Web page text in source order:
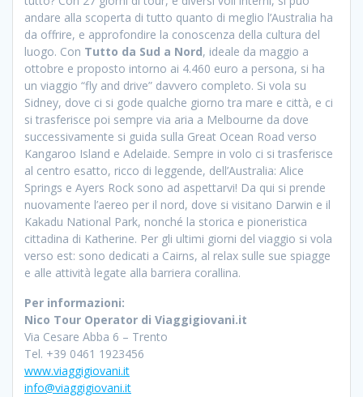
andare alla scoperta di tutto quanto di meglio l’Australia ha
da offrire, e approfondire la conoscenza della cultura del
luogo. Con Tutto da Sud a Nord, ideale da maggio a
ottobre e proposto intorno ai 4.460 euro a persona, si ha
un viaggio “fly and drive” davvero completo. Si vola su
Sidney, dove ci si gode qualche giorno tra mare e città, e ci
si trasferisce poi sempre via aria a Melbourne da dove
successivamente si guida sulla Great Ocean Road verso
Kangaroo Island e Adelaide. Sempre in volo ci si trasferisce
al centro esatto, ricco di leggende, dell’Australia: Alice
Springs e Ayers Rock sono ad aspettarvi! Da qui si prende
nuovamente l’aereo per il nord, dove si visitano Darwin e il
Kakadu National Park, nonché la storica e pioneristica
cittadina di Katherine. Per gli ultimi giorni del viaggio si vola
verso est: sono dedicati a Cairns, al relax sulle sue spiagge
e alle attività legate alla barriera corallina.
Per informazioni:
Nico Tour Operator di Viaggigiovani.it
Via Cesare Abba 6 – Trento
Tel. +39 0461 1923456
www.viaggigiovani.it
info@viaggigiovani.it